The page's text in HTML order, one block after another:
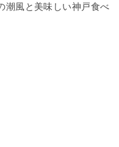
潮風と美味しい神戸食べ